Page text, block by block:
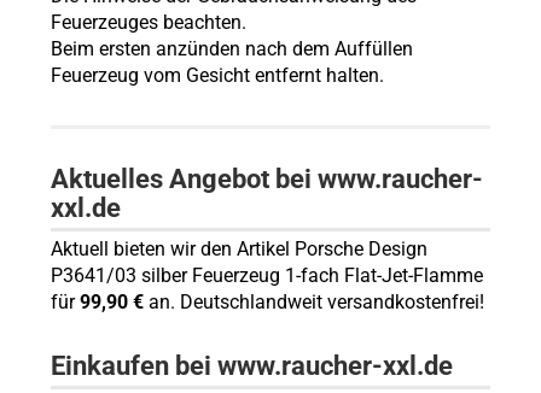
Feuerzeuges beachten.
Beim ersten anzünden nach dem Auffüllen
Feuerzeug vom Gesicht entfernt halten.
Aktuelles Angebot bei www.raucher-
xxl.de
Aktuell bieten wir den Artikel Porsche Design
P3641/03 silber Feuerzeug 1-fach Flat-Jet-Flamme
für99,90 €an. Deutschlandweit versandkostenfrei!
Einkaufen bei www.raucher-xxl.de